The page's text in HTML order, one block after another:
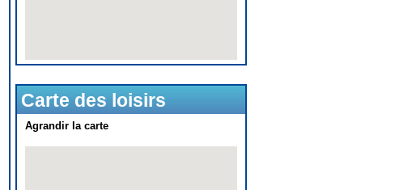
Carte des loisirs
Agrandir la carte